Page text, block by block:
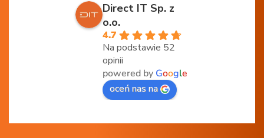
Direct IT Sp. z
o.o.
4.7
Na podstawie 52
opinii
powered by Google
oceń nas na